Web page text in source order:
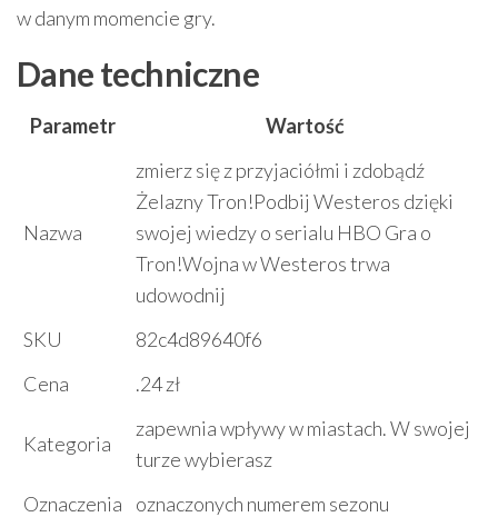
w danym momencie gry.
Dane techniczne
Parametr Wartość
Nazwa
zmierz się z przyjaciółmi i zdobądź
Żelazny Tron!Podbij Westeros dzięki
swojej wiedzy o serialu HBO Gra o
Tron!Wojna w Westeros trwa
udowodnij
SKU
82c4d89640f6
Cena
.24 zł
Kategoria
zapewnia wpływy w miastach. W swojej
turze wybierasz
Oznaczenia
oznaczonych numerem sezonu